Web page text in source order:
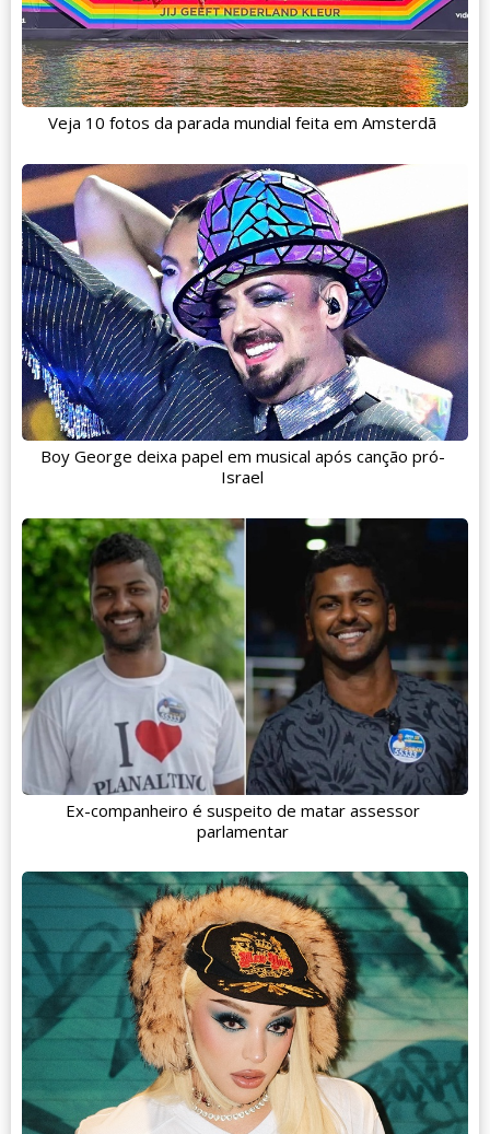
Veja 10 fotos da parada mundial feita em Amsterdã
Boy George deixa papel em musical após canção pró-
Israel
Ex-companheiro é suspeito de matar assessor
parlamentar